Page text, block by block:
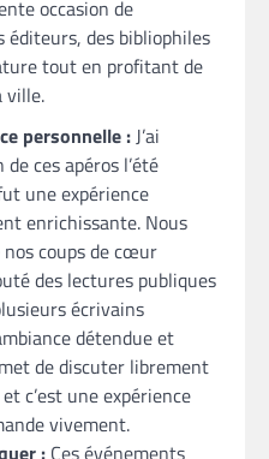
occasion de
des bibliophiles
tout en profitant de
ville.
personnelle :J’ai
de ces apéros l’été
une expérience
enrichissante. Nous
coups de cœur
des lectures publiques
écrivains
détendue et
de discuter librement
c’est une expérience
vivement.
: Ces événements